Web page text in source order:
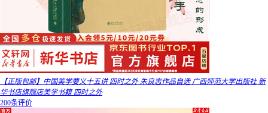
【正版包邮】中国美学要义十五讲 四时之外 朱良志作品自选 广西师范大学出版社 新
华书店旗舰店美学书籍 四时之外
200条评价